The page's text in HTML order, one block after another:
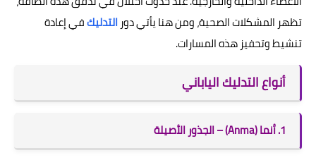
تظهر المشكلات الصحية، ومن هنا يأتي دورالتدليكفي إعادة
تنشيط وتحفيز هذه المسارات.
أنواع التدليك الياباني
1. أنما (Anma) – الجذور الأصيلة